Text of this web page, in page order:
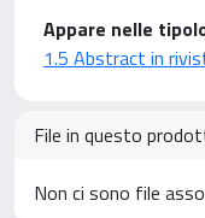
Appare nelle
1.5 Abstract in
File in questo
Non ci sono file